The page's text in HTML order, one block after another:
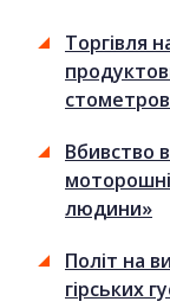
Торгівля
Вбивство
людини»
Політ на
гірських